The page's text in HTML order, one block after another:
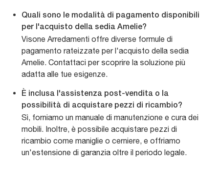
Quali sono le modalità di pagamento disponibili
per l'acquisto della sedia Amelie?
Visone Arredamenti offre diverse formule di
pagamento rateizzate per l'acquisto della sedia
Amelie. Contattaci per scoprire la soluzione più
adatta alle tue esigenze.
È inclusa l'assistenza post-vendita o la
possibilità di acquistare pezzi di ricambio?
Sì, forniamo un manuale di manutenzione e cura dei
mobili. Inoltre, è possibile acquistare pezzi di
ricambio come maniglie o cerniere, e offriamo
un'estensione di garanzia oltre il periodo legale.